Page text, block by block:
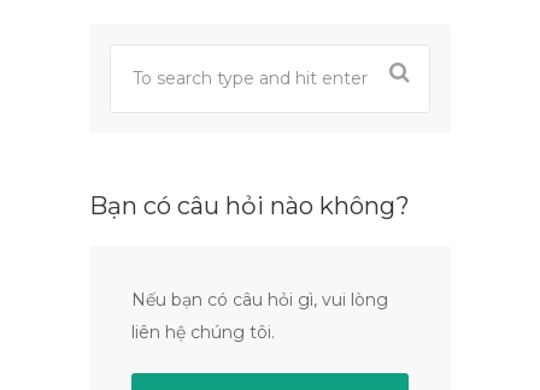
Bạn có câu hỏi nào không?
Nếu bạn có câu hỏi gì, vui lòng
liên hệ chúng tôi.